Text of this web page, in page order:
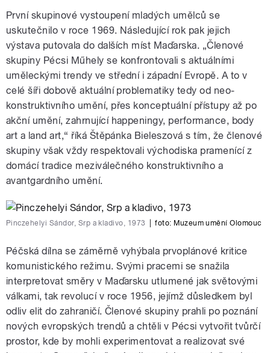
První skupinové vystoupení mladých umělců se
uskutečnilo v roce 1969. Následující rok pak jejich
výstava putovala do dalších míst Maďarska. „Členové
skupiny Pécsi Műhely se konfrontovali s aktuálními
uměleckými trendy ve střední i západní Evropě. A to v
celé šíři dobově aktuální problematiky tedy od neo-
konstruktivního umění, přes konceptuální přístupy až po
akční umění, zahrnující happeningy, performance, body
art a land art,“ říká Štěpánka Bieleszová s tím, že členové
skupiny však vždy respektovali východiska pramenící z
domácí tradice meziválečného konstruktivního a
avantgardního umění.
Pinczehelyi Sándor, Srp a kladivo, 1973 foto:Muzeum umění Olomouc
Péčská dílna se záměrně vyhýbala prvoplánové kritice
komunistického režimu. Svými pracemi se snažila
interpretovat směry v Maďarsku utlumené jak světovými
válkami, tak revolucí v roce 1956, jejímž důsledkem byl
odliv elit do zahraničí. Členové skupiny prahli po poznání
nových evropských trendů a chtěli v Pécsi vytvořit tvůrčí
prostor, kde by mohli experimentovat a realizovat své